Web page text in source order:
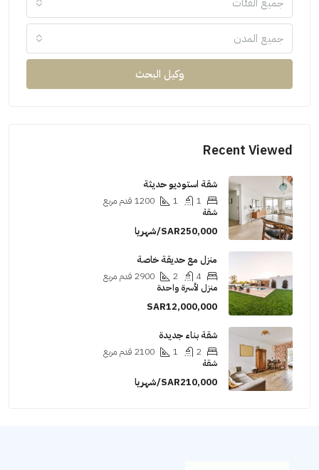
جميع الفئات
جميع المدن
وكيل البحث
Recent Viewed
شقة استوديو حديثة
1200 قدم مربع
شقة
SAR250,000/شهريا
منزل مع حديقة خاصة
2900 قدم مربع
منزل لأسرة واحدة
SAR12,000,000
شقة بناء جديدة
2100 قدم مربع
شقة
SAR210,000/شهريا